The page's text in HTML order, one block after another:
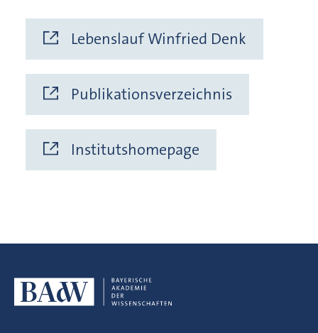
Lebenslauf Winfried Denk
Publikationsverzeichnis
Institutshomepage